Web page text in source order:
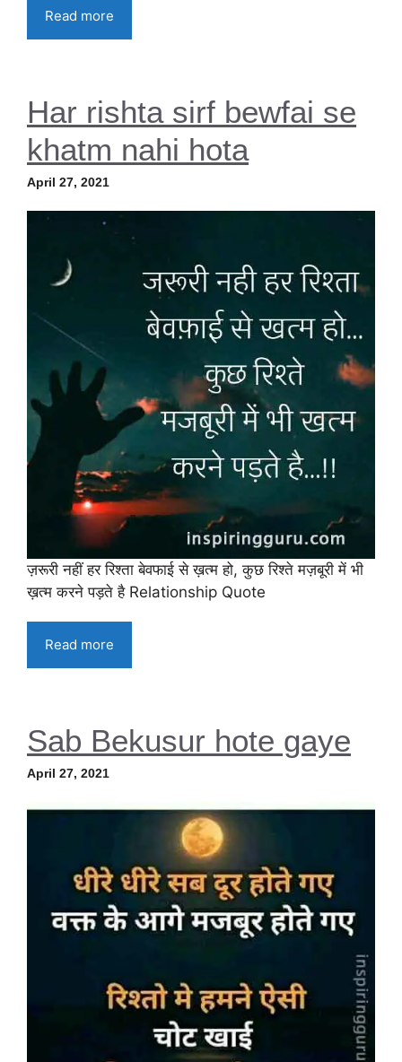
Read more
Har rishta sirf bewfai se
khatm nahi hota
April 27, 2021
ज़रूरी नहीं हर रिश्ता बेवफाई से ख़त्म हो, कुछ रिश्ते मज़बूरी में भी
ख़त्म करने पड़ते है Relationship Quote
Read more
Sab Bekusur hote gaye
April 27, 2021